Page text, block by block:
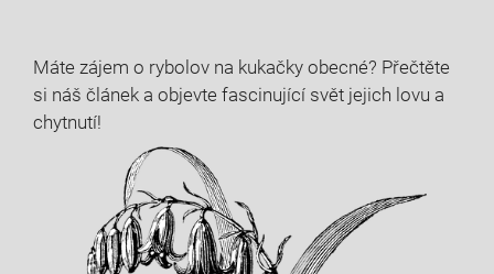
Máte zájem o rybolov na⁢ kukačky obecné? Přečtěte
si ‍náš⁢ článek⁤ a objevte fascinující svět jejich lovu a
chytnutí!